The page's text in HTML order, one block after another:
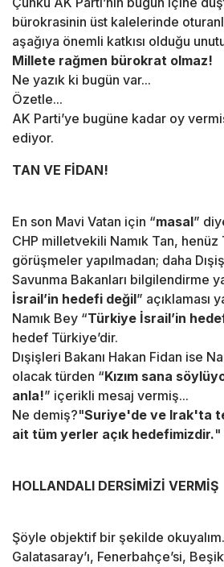
bürokrasinin üst kalelerinde
aşağıya önemli katkısı olduğu
Millete rağmen bürokrat olmaz!
Ne yazık ki bugün var...
Özetle...
AK Parti’ye bugüne kadar oy
ediyor.
TAN VE FİDAN!
En son Mavi Vatan için “masal”
CHP milletvekili Namık Tan, henüz
görüşmeler yapılmadan; daha
Savunma Bakanları bilgilendirme
İsrail’in hedefi değil” açıklaması
Namık Bey “Türkiye İsrail’in
hedef Türkiye’dir.
Dışişleri Bakanı Hakan Fidan ise
olacak türden “Kızım sana
anla!” içerikli mesaj vermiş...
Ne demiş?"Suriye'de ve Irak'ta
ait tüm yerler açık hedefimizdir."
HOLLANDALI DERSİMİZİ VERMİŞ
Şöyle objektif bir şekilde
Galatasaray’ı, Fenerbahçe’si,